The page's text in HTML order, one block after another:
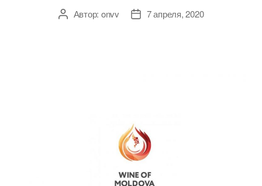
АвторАвтор: onvv
Дата7 апреля, 2020